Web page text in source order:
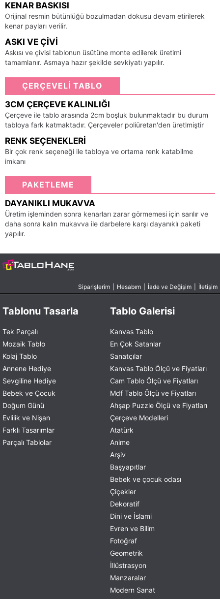
KENAR BASKISI
Orijinal resmin bütünlüğü bozulmadan dokusu devam etirilerek
kenar payları verilir.
ASKI VE ÇIVI
Askısı ve çivisi tablonun üsütüne monte edilerek üretimi
tamamlanır. Asmaya hazır şekilde sevkiyatı yapılır.
ÇERÇEVELİ TABLO
3CM ÇERÇEVE KALINLIĞI
Çerçeve ile tablo arasında 2cm boşluk bulunmaktadır bu durum
tabloya fark katmaktadır. Çerçeveler poliüretan'den üretlmiştir
RENK SEÇENEKLERI
Bir çok renk seçeneği ile tabloya ve ortama renk katabilme
imkanı
PAKETLEME
DAYANIKLI MUKAVVA
Üretim işleminden sonra kenarları zarar görmemesi için sarılır ve
daha sonra kalın mukavva ile darbelere karşı dayanıklı paketi
yapılır.
Siparişlerim Hesabım İade ve Değişim İletişim
Tablonu Tasarla
Tek Parçalı
Mozaik Tablo
Kolaj Tablo
Annene Hediye
Sevgiline Hediye
Bebek ve Çocuk
Doğum Günü
Evlilik ve Nişan
Farklı Tasarımlar
Parçalı Tablolar
Tablo Galerisi
Kanvas Tablo
En Çok Satanlar
Sanatçılar
Kanvas Tablo Ölçü ve Fiyatları
Cam Tablo Ölçü ve Fiyatları
Mdf Tablo Ölçü ve Fiyatları
Ahşap Puzzle Ölçü ve Fiyatları
Çerçeve Modelleri
Atatürk
Anime
Arşiv
Başyapıtlar
Bebek ve çocuk odası
Çiçekler
Dekoratif
Dini ve İslami
Evren ve Bilim
Fotoğraf
Geometrik
İllüstrasyon
Manzaralar
Modern Sanat